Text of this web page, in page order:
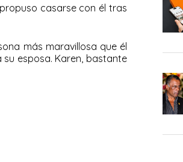
casarse con él tras
más maravillosa que él
esposa. Karen, bastante